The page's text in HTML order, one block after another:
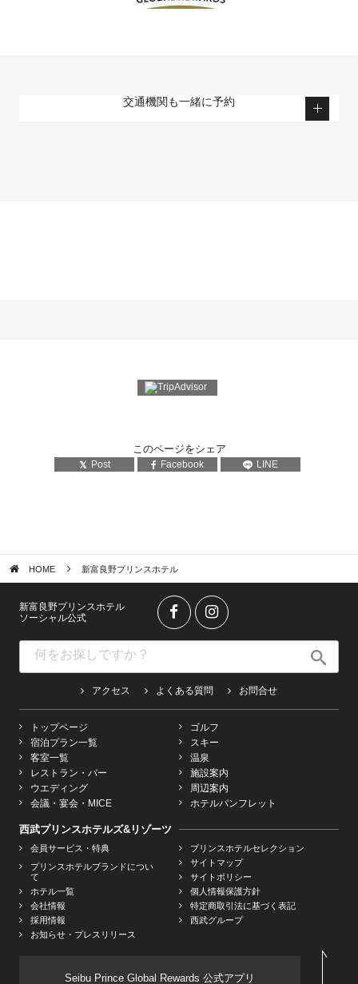
交通機関も一緒に予約
このページをシェア
Post Facebook LINE
HOME 新富良野プリンスホテル
新富良野プリンスホテル
ソーシャル公式
アクセス よくある質問 お問合せ
トップページ
宿泊プラン一覧
客室一覧
レストラン・バー
ウエディング
会議・宴会・MICE
ゴルフ
スキー
温泉
施設案内
周辺案内
ホテルパンフレット
西武プリンスホテルズ&リゾーツ
会員サービス・特典
プリンスホテルブランドについ
て
ホテル一覧
会社情報
採用情報
お知らせ・プレスリリース
プリンスホテルセレクション
サイトマップ
サイトポリシー
個人情報保護方針
特定商取引法に基づく表記
西武グループ
Seibu Prince Global Rewards 公式アプリ